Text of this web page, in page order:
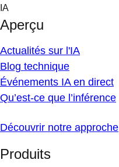
Skip
content
IA
Aperçu
Actualités sur l'IA
Blog technique
Événements IA en direct
Qu’est-ce que l’inférence
Découvrir notre approche
Produits